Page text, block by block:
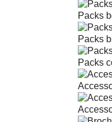
Packs
Packs
Packs